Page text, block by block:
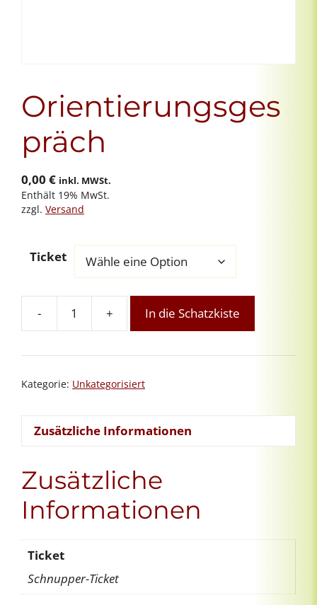
Orientierungsges
präch
0,00 € inkl. MWSt.
Enthält 19% MwSt.
zzgl. Versand
Ticket
-
Orientierungsgespräch
+ In die Schatzkiste
Kategorie: Unkategorisiert
Zusätzliche Informationen
Zusätzliche
Informationen
Ticket
Schnupper-Ticket